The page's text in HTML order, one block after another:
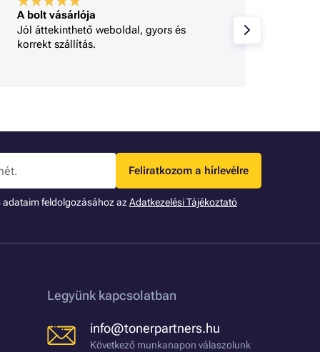
A bolt vásárlója
Jól áttekinthető weboldal, gyors és
korrekt szállítás.
Feliratkozom a hírlevélre
adataim feldolgozásához azAdatkezelési Tájékoztató
Legyünk kapcsolatban
info@tonerpartners.hu
Következő munkanapon válaszolunk